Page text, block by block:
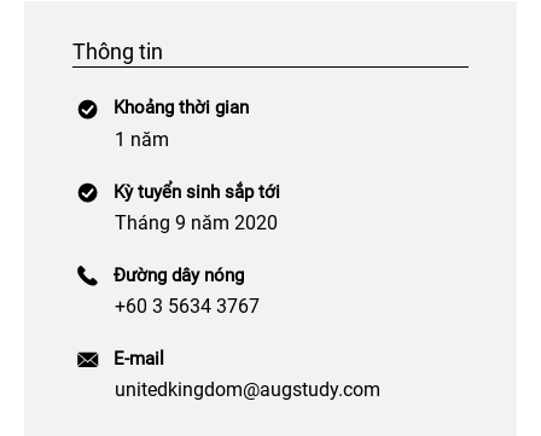
Thông tin
Khoảng thời gian
1 năm
Kỳ tuyển sinh sắp tới
Tháng 9 năm 2020
Đường dây nóng
+60 3 5634 3767
E-mail
unitedkingdom@augstudy.com